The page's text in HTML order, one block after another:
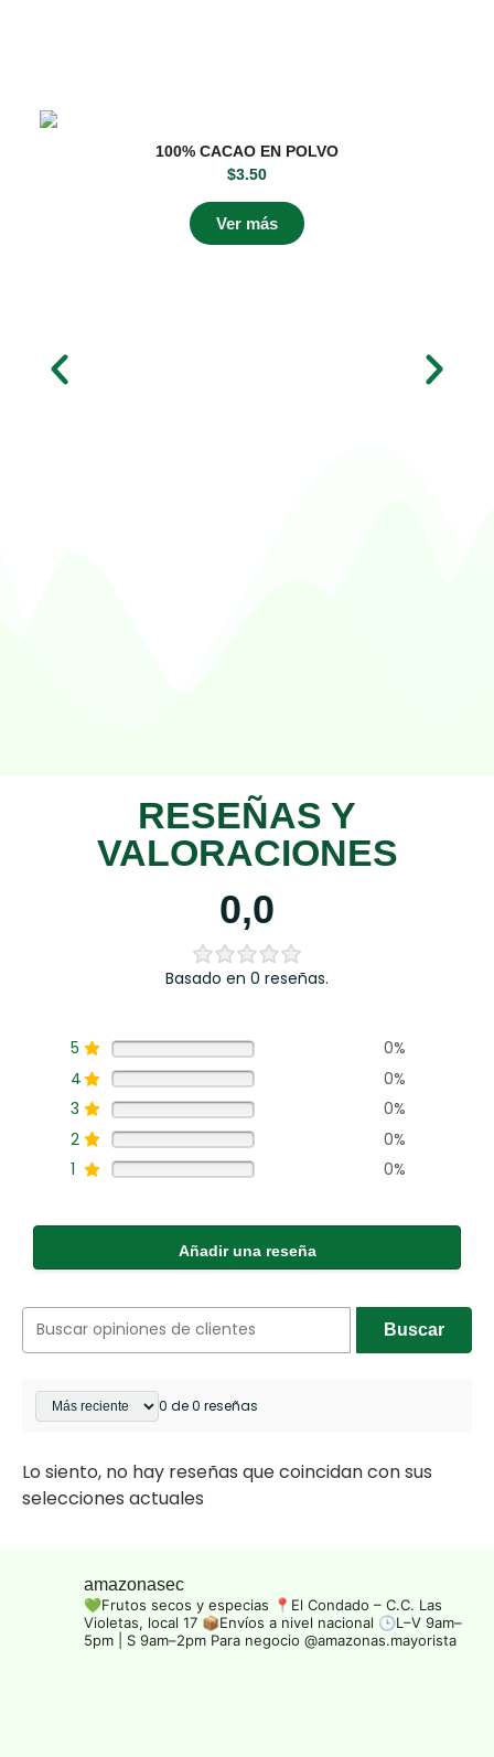
100% CACAO EN POLVO
$3.50
Ver más
RESEÑAS Y
VALORACIONES
0,0
Basado en 0 reseñas.
5
0%
4
0%
3
0%
2
0%
1
0%
Añadir una reseña
Buscar
0 de 0 reseñas
Lo siento, no hay reseñas que coincidan con sus
selecciones actuales
amazonasec
💚Frutos secos y especias 📍El Condado – C.C. Las
Violetas, local 17 📦Envíos a nivel nacional 🕒L–V 9am–
5pm | S 9am–2pm Para negocio @amazonas.mayorista